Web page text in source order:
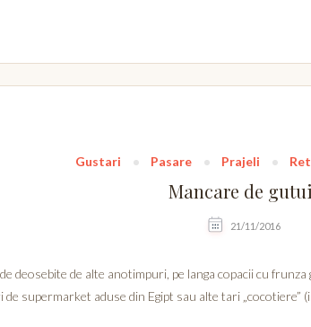
Gustari Pasare Prajeli
Mancare de gutui
21/11/2016
deosebite de alte anotimpuri, pe langa copacii cu
supermarket aduse din Egipt sau alte tari „cocotiere”